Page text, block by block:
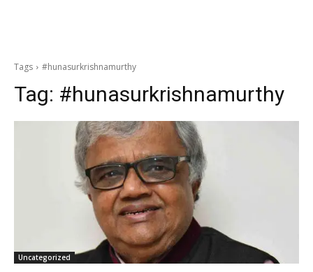
Tags #hunasurkrishnamurthy
Tag: #hunasurkrishnamurthy
Uncategorized